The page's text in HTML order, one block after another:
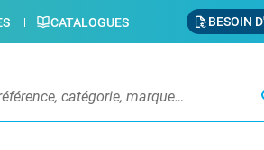
CATALOGUES BESOIN